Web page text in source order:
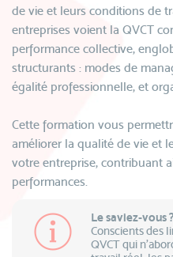
de vie et leurs conditions de
entreprises voient la QVCT
performance collective,
structurants : modes de
égalité professionnelle, et
Cette formation vous
améliorer la qualité de vie et
votre entreprise, contribuant
performances.
Le saviez-vous ?
Conscients des
QVCT qui